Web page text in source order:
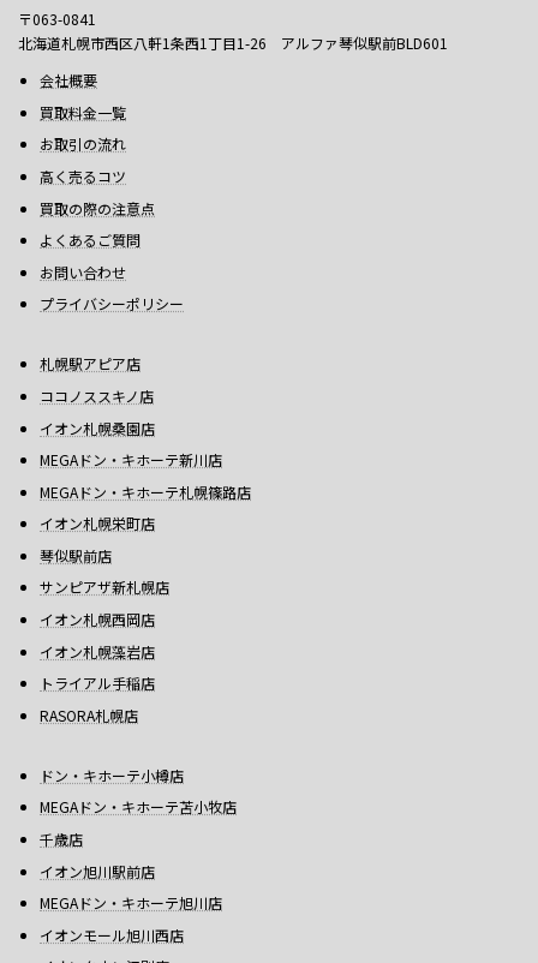
〒063-0841
北海道札幌市西区八軒1条西1丁目1-26 アルファ琴似駅前BLD601
会社概要
買取料金一覧
お取引の流れ
高く売るコツ
買取の際の注意点
よくあるご質問
お問い合わせ
プライバシーポリシー
札幌駅アピア店
ココノススキノ店
イオン札幌桑園店
MEGAドン・キホーテ新川店
MEGAドン・キホーテ札幌篠路店
イオン札幌栄町店
琴似駅前店
サンピアザ新札幌店
イオン札幌西岡店
イオン札幌藻岩店
トライアル手稲店
RASORA札幌店
ドン・キホーテ小樽店
MEGAドン・キホーテ苫小牧店
千歳店
イオン旭川駅前店
MEGAドン・キホーテ旭川店
イオンモール旭川西店